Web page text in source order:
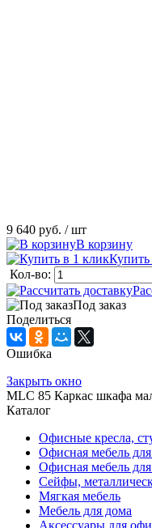
9 640 руб. / шт
В корзину
Купить
Кол-во:
Под заказ
Поделиться
Ошибка
Закрыть окно
MLC 85 Каркас шкафа
Каталог
Офисные кресла,
Офисная мебель
Офисная мебель
Сейфы,
Мягкая мебель
Мебель для дома
Аксессуары для